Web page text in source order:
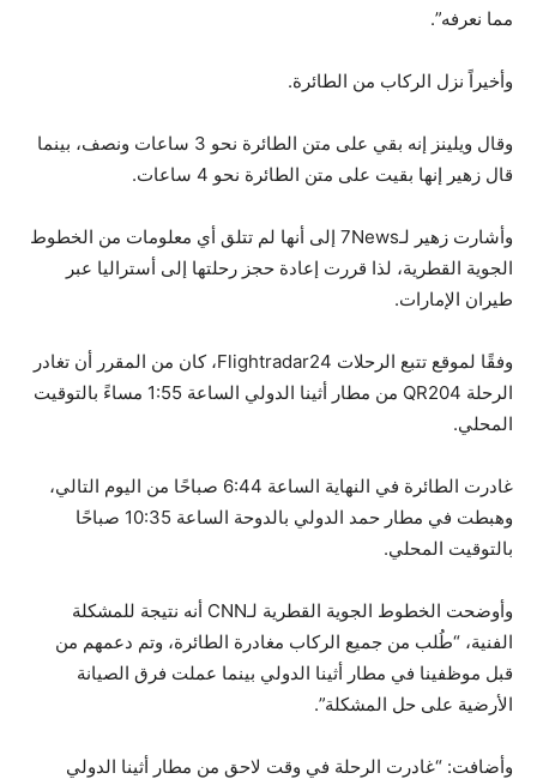
مما نعرفه”.
وأخيراً نزل الركاب من الطائرة.
وقال ويلينز إنه بقي على متن الطائرة نحو 3 ساعات ونصف، بينما
قال زهير إنها بقيت على متن الطائرة نحو 4 ساعات.
وأشارت زهير لـ7News إلى أنها لم تتلق أي معلومات من الخطوط
الجوية القطرية، لذا قررت إعادة حجز رحلتها إلى أستراليا عبر
طيران الإمارات.
وفقًا لموقع تتبع الرحلات Flightradar24، كان من المقرر أن تغادر
الرحلة QR204 من مطار أثينا الدولي الساعة 1:55 مساءً بالتوقيت
المحلي.
غادرت الطائرة في النهاية الساعة 6:44 صباحًا من اليوم التالي،
وهبطت في مطار حمد الدولي بالدوحة الساعة 10:35 صباحًا
بالتوقيت المحلي.
وأوضحت الخطوط الجوية القطرية لـCNN أنه نتيجة للمشكلة
الفنية، “طُلب من جميع الركاب مغادرة الطائرة، وتم دعمهم من
قبل موظفينا في مطار أثينا الدولي بينما عملت فرق الصيانة
الأرضية على حل المشكلة”.
وأضافت: “غادرت الرحلة في وقت لاحق من مطار أثينا الدولي